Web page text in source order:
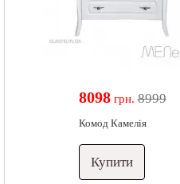
8098грн. 8999
Комод Камелія
Купити